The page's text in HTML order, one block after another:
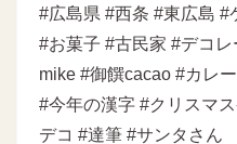
#広島県 #西条 #東広島
#お菓子 #古民家 #デコ
mike #御饌cacao #カレ
#今年の漢字 #クリスマ
デコ #達筆 #サンタさん